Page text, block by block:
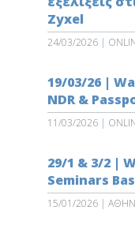
Zyxel
24/03/2026|
19/03/26 |
NDR &
11/03/2026|
29/1 & 3/2 |
Seminars
15/01/2026|